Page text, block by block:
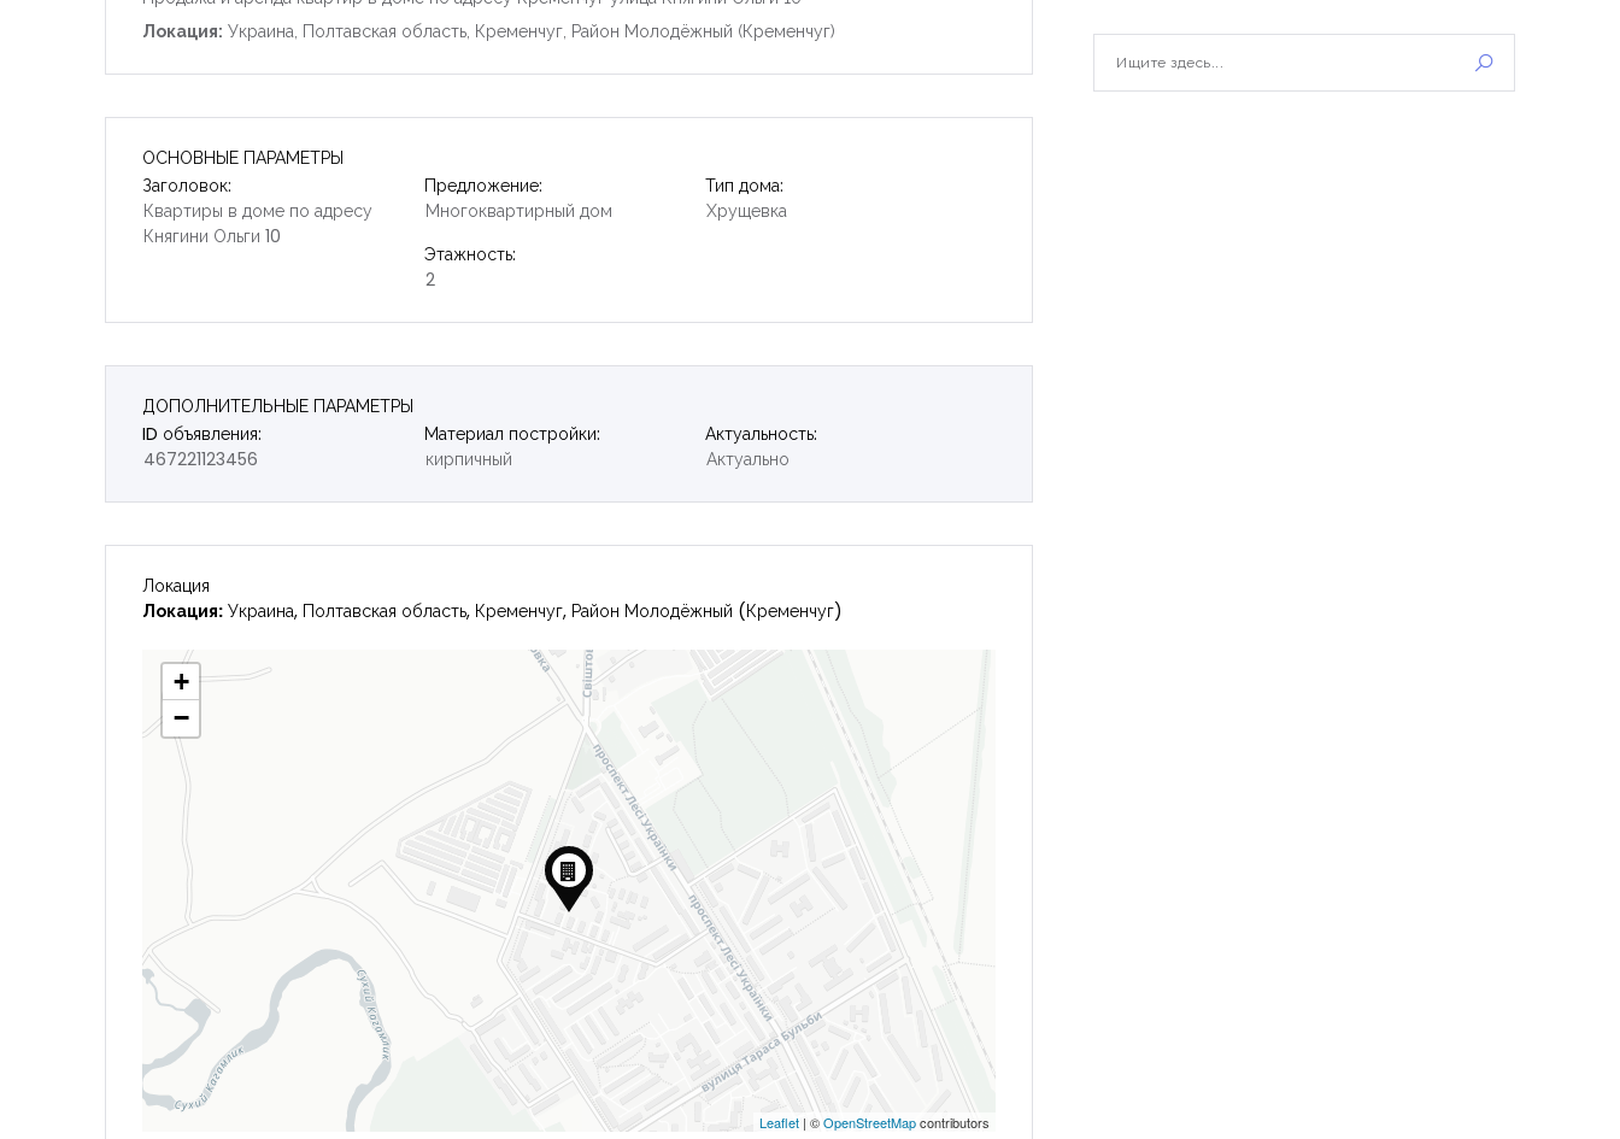
Локация: Украина, Полтавская область, Кременчуг, Район Молодёжный (Кременчуг)
ОСНОВНЫЕ ПАРАМЕТРЫ
Заголовок:
Квартиры в доме по адресу
Княгини Ольги 10
Предложение:
Многоквартирный дом
Тип дома:
Хрущевка
Этажность:
2
ДОПОЛНИТЕЛЬНЫЕ ПАРАМЕТРЫ
ID объявления:
467221123456
Материал постройки:
кирпичный
Актуальность:
Актуально
Локация
Локация: Украина, Полтавская область, Кременчуг, Район Молодёжный (Кременчуг)
+
−
Leaflet | ©OpenStreetMapcontributors